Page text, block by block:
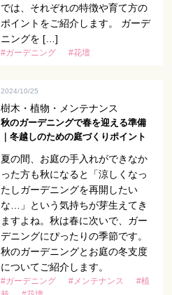
では、それぞれの特徴や育て方の
ポイントをご紹介します。 ガーデ
ニングを […]
#ガーデニング #花壇
2024/10/25
樹木・植物・メンテナンス
秋のガーデニングで春を迎える準備
｜冬越しのための庭づくりポイント
夏の間、お庭の手入れができなか
った方も秋になると「涼しくなっ
たしガーデニングを再開したい
な…」という気持ちが芽生えてき
ますよね。秋は春に次いで、ガー
デニングにぴったりの季節です。
秋のガーデニングとお庭の冬支度
についてご紹介します。
#ガーデニング #メンテナンス
#植